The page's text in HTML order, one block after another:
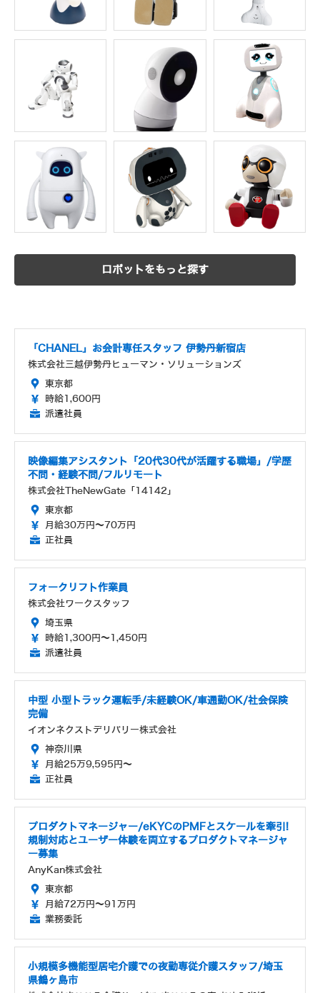
ロボットをもっと探す
「CHANEL」お会計専任スタッフ 伊勢丹新宿店
株式会社三越伊勢丹ヒューマン・ソリューションズ
東京都
時給1,600円
派遣社員
映像編集アシスタント「20代30代が活躍する職場」/学歴
不問・経験不問/フルリモート
株式会社TheNewGate「14142」
東京都
月給30万円～70万円
正社員
フォークリフト作業員
株式会社ワークスタッフ
埼玉県
時給1,300円～1,450円
派遣社員
中型 小型トラック運転手/未経験OK/車通勤OK/社会保険
完備
イオンネクストデリバリー株式会社
神奈川県
月給25万9,595円～
正社員
プロダクトマネージャー/eKYCのPMFとスケールを牽引!
規制対応とユーザー体験を両立するプロダクトマネージャ
ー募集
AnyKan株式会社
東京都
月給72万円～91万円
業務委託
小規模多機能型居宅介護での夜勤専従介護スタッフ/埼玉
県鶴ヶ島市